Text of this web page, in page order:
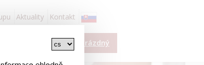
Aktuality Kontakt
Košík je prázdný